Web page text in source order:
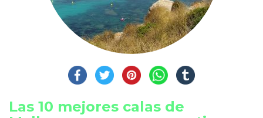
Las 10 mejores calas de